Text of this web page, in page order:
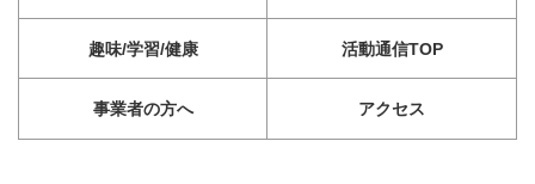
趣味/学習/健康 活動通信TOP
事業者の方へ アクセス